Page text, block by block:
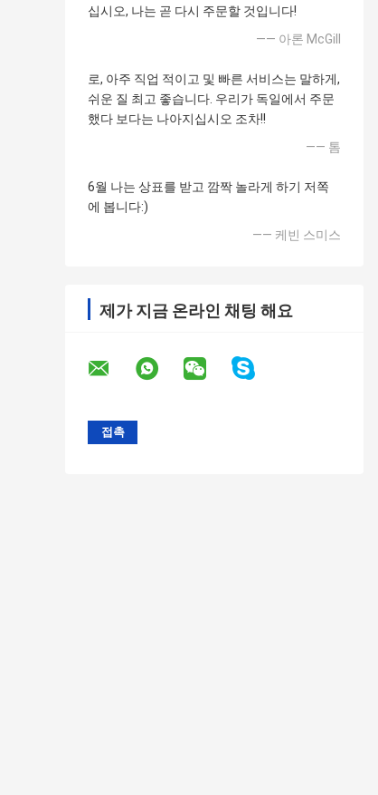
십시오, 나는 곧 다시 주문할 것입니다!
—— 아론 McGill
로, 아주 직업 적이고 및 빠른 서비스는 말하게,
쉬운 질 최고 좋습니다. 우리가 독일에서 주문
했다 보다는 나아지십시오 조차!!
—— 톰
6월 나는 상표를 받고 깜짝 놀라게 하기 저쪽
에 봅니다:)
—— 케빈 스미스
제가 지금 온라인 채팅 해요